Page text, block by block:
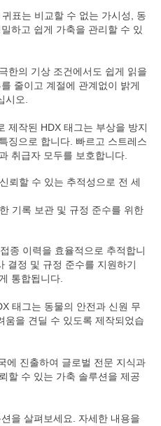
표는 비교할 수 없는 가시성, 동
하고 쉽게 가축을 관리할 수 있
한의 기상 조건에서도 쉽게 읽을
줄이고 계절에 관계없이 밝게
시오.
제작된 HDX 태그는 부상을 방지
징으로 합니다. 빠르고 스트레스
취급자 모두를 보호합니다.
뢰할 수 있는 추적성으로 전 세
기록 보관 및 규정 준수를 위한
종 이력을 효율적으로 추적합니
결정 및 규정 준수를 지원하기
통합됩니다.
태그는 동물의 안전과 신원 무
움을 견딜 수 있도록 제작되었습
에 진출하여 글로벌 전문 지식과
할 수 있는 가축 솔루션을 제공
을 살펴보세요. 자세한 내용을